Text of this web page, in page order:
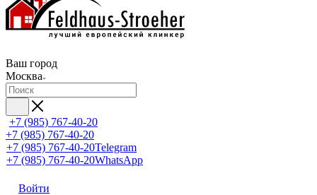
Ваш город
Москва
+7 (985) 767-40-20
+7 (985) 767-40-20
+7 (985) 767-40-20Telegram
+7 (985) 767-40-20WhatsApp
Войти